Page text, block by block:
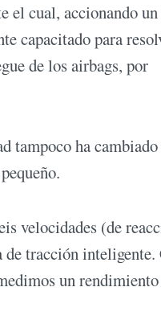
el cual, accionando
capacitado para
de los airbags, por
tampoco ha cambiado
velocidades (de
de tracción inteligente.
un rendimiento